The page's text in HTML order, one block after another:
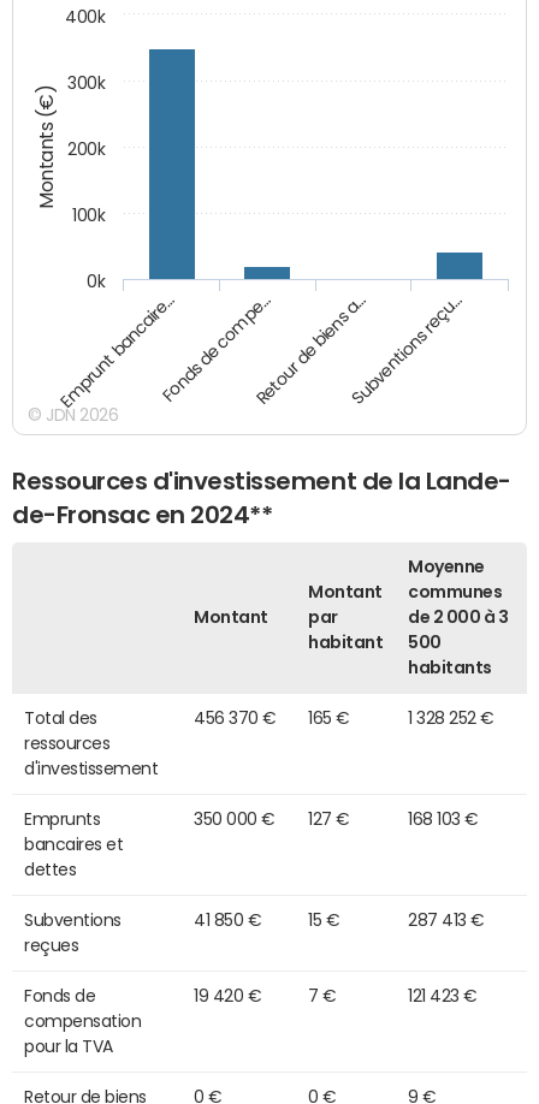
Montants (€)
Emprunt bancaire…Fonds de compe…Retour de biens a…Subventions reçu…
0k
100k
200k
300k
400k
© JDN 2026
Ressources d'investissement de la Lande-
de-Fronsac en 2024**
Montant
Montant
par
habitant
Moyenne
communes
de 2 000 à 3
500
habitants
Total des
ressources
d'investissement
456 370 € 165 € 1 328 252 €
Emprunts
bancaires et
dettes
350 000 € 127 € 168 103 €
Subventions
reçues
41 850 € 15 € 287 413 €
Fonds de
compensation
pour la TVA
19 420 € 7 € 121 423 €
Retour de biens 0 € 0 € 9 €